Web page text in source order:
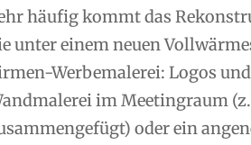
häufig kommt das
unter einem neuen
Werbemalerei: Logos
im Meetingraum
oder ein